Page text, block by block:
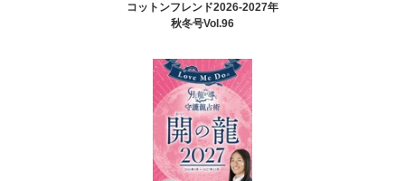
コットンフレンド2026-2027年
秋冬号Vol.96